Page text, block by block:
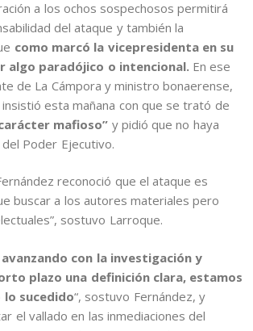
a los ochos sospechosos permitirá
del ataque y también la
como marcó la vicepresidenta en su
algo paradójico o intencional. En ese
de La Cámpora y ministro bonaerense,
insistió esta mañana con que se trató de
mafioso” y pidió que no haya
Poder Ejecutivo.
reconoció que el ataque es
buscar a los autores materiales pero
sostuvo Larroque.
con la investigación y
plazo una definición clara, estamos
sucedido“, sostuvo Fernández, y
el vallado en las inmediaciones del